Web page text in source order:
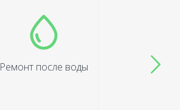
Ремонт после воды